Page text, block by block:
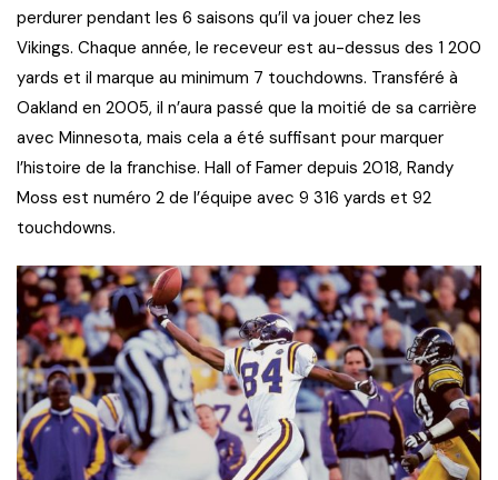
perdurer pendant les 6 saisons qu’il va jouer chez les
Vikings. Chaque année, le receveur est au-dessus des 1 200
yards et il marque au minimum 7 touchdowns. Transféré à
Oakland en 2005, il n’aura passé que la moitié de sa carrière
avec Minnesota, mais cela a été suffisant pour marquer
l’histoire de la franchise. Hall of Famer depuis 2018, Randy
Moss est numéro 2 de l’équipe avec 9 316 yards et 92
touchdowns.